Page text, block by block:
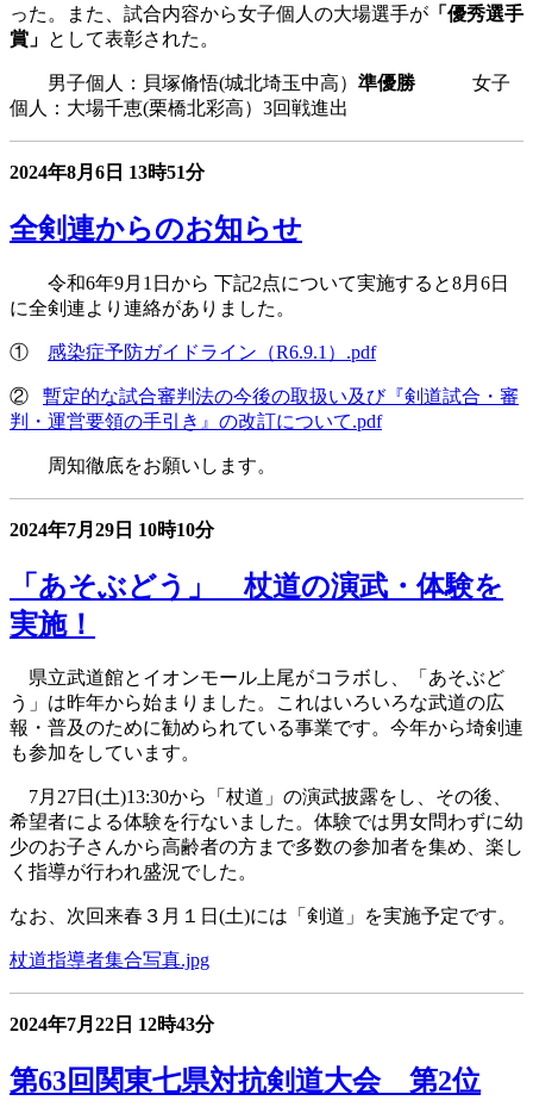
った。また、試合内容から女子個人の大場選手が 「優秀選手
賞」 として表彰された。
男子個人：貝塚脩悟(城北埼玉中高） 準優勝 女子
個人：大場千恵(栗橋北彩高）3回戦進出
2024年8月6日 13時51分
全剣連からのお知らせ
令和6年9月1日から 下記2点について実施すると8月6日
に全剣連より連絡がありました。
① 感染症予防ガイドライン（R6.9.1）.pdf
② 暫定的な試合審判法の今後の取扱い及び『剣道試合・審
判・運営要領の手引き』の改訂について.pdf
周知徹底をお願いします。
2024年7月29日 10時10分
「あそぶどう」 杖道の演武・体験を
実施！
県立武道館とイオンモール上尾がコラボし、「あそぶど
う」は昨年から始まりました。これはいろいろな武道の広
報・普及のために勧められている事業です。 今年から埼剣連
も参加をしています。
7月27日(土)13:30から「杖道」の演武披露をし、その後、
希望者による体験を行ないました。体験では男女問わずに幼
少のお子さんから高齢者の方まで多数の参加者を集め、楽し
く指導が行われ盛況でした。
なお、次回来春３月１日(土)には「剣道」を実施予定です。
杖道指導者集合写真.jpg
2024年7月22日 12時43分
第63回関東七県対抗剣道大会 第2位